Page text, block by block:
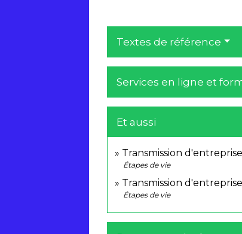
Textes de référence
Services en ligne et
Et aussi
Transmission
Étapes de vie
Transmission
Étapes de vie